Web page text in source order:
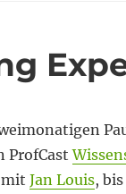
ProfCast
mitJan Louis,